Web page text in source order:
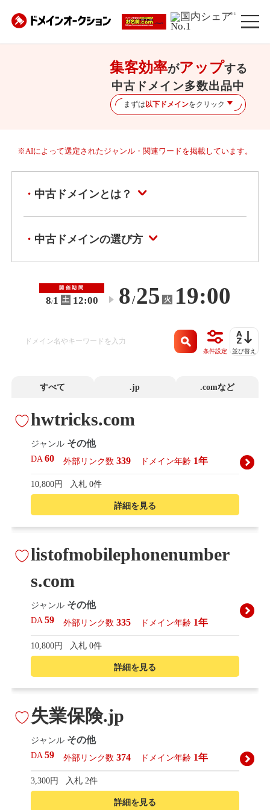
※1
集客効率がアップする
中古ドメイン多数出品中
まずは以下ドメインをクリック
※AIによって選定されたジャンル・関連ワードを掲載しています。
中古ドメインとは？
中古ドメインの選び方
開催期間
8/1 土 12:00 〜 8/25 火 19:00
条件設定 並び替え
すべて .jp .comなど
詳細を見る
hwtricks.com
ジャンル その他
DA60 外部リンク数 339 ドメイン年齢 1年
10,800円 入札 0件
詳細を見る
listofmobilephonenumber
s.com
ジャンル その他
DA59 外部リンク数 335 ドメイン年齢 1年
10,800円 入札 0件
詳細を見る
失業保険.jp
ジャンル その他
DA59 外部リンク数 374 ドメイン年齢 1年
3,300円 入札 2件